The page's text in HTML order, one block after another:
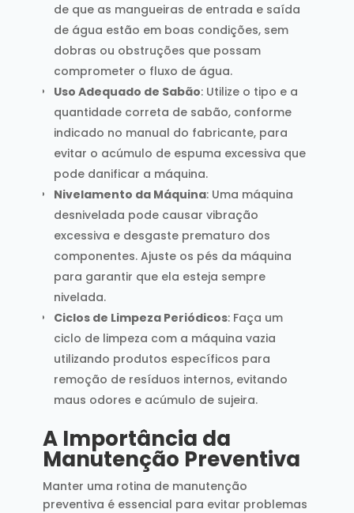
de que as mangueiras de entrada e saída
de água estão em boas condições, sem
dobras ou obstruções que possam
comprometer o fluxo de água.
Uso Adequado de Sabão: Utilize o tipo e a
quantidade correta de sabão, conforme
indicado no manual do fabricante, para
evitar o acúmulo de espuma excessiva que
pode danificar a máquina.
Nivelamento da Máquina: Uma máquina
desnivelada pode causar vibração
excessiva e desgaste prematuro dos
componentes. Ajuste os pés da máquina
para garantir que ela esteja sempre
nivelada.
Ciclos de Limpeza Periódicos: Faça um
ciclo de limpeza com a máquina vazia
utilizando produtos específicos para
remoção de resíduos internos, evitando
maus odores e acúmulo de sujeira.
A Importância da
Manutenção Preventiva
Manter uma rotina de manutenção
preventiva é essencial para evitar problemas